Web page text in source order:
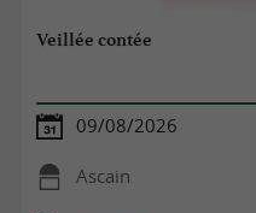
Veillée contée
09/08/2026
Ascain